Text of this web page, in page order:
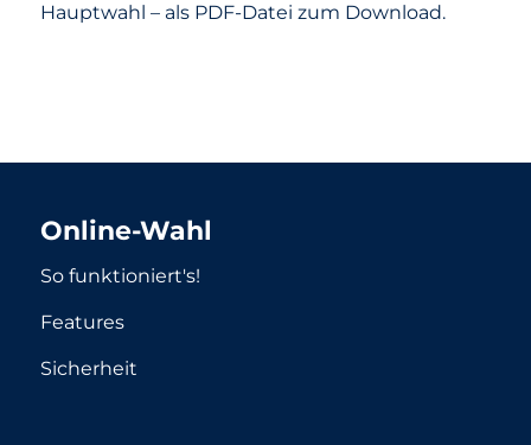
Hauptwahl – als PDF-Datei zum Download.
Online-Wahl
So funktioniert's!
Features
Sicherheit